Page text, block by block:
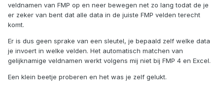
veldnamen van FMP op en neer bewegen net zo lang todat de je
er zeker van bent dat alle data in de juiste FMP velden terecht
komt.
Er is dus geen sprake van een sleutel, je bepaald zelf welke data
je invoert in welke velden. Het automatisch matchen van
gelijknamige veldnamen werkt volgens mij niet bij FMP 4 en Excel.
Een klein beetje proberen en het was je zelf gelukt.